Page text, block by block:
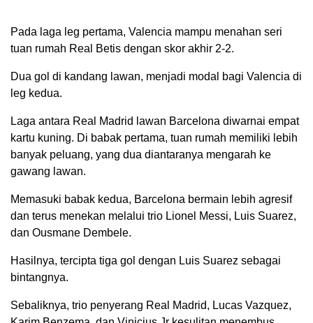
Pada laga leg pertama, Valencia mampu menahan seri
tuan rumah Real Betis dengan skor akhir 2-2.
Dua gol di kandang lawan, menjadi modal bagi Valencia di
leg kedua.
Laga antara Real Madrid lawan Barcelona diwarnai empat
kartu kuning. Di babak pertama, tuan rumah memiliki lebih
banyak peluang, yang dua diantaranya mengarah ke
gawang lawan.
Memasuki babak kedua, Barcelona bermain lebih agresif
dan terus menekan melalui trio Lionel Messi, Luis Suarez,
dan Ousmane Dembele.
Hasilnya, tercipta tiga gol dengan Luis Suarez sebagai
bintangnya.
Sebaliknya, trio penyerang Real Madrid, Lucas Vazquez,